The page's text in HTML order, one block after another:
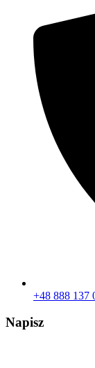
+48 888 137
Napisz